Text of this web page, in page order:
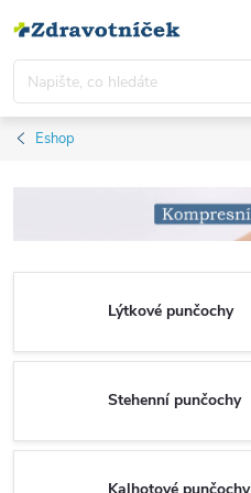
Eshop
Lýtkové punčochy
Stehenní punčochy